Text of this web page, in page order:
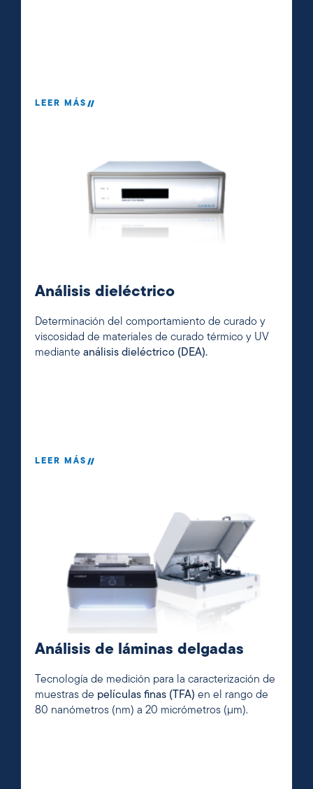
LEER MÁS
Análisis dieléctrico
Determinación del comportamiento de curado y
viscosidad de materiales de curado térmico y UV
mediante análisis dieléctrico (DEA).
LEER MÁS
Análisis de láminas delgadas
Tecnología de medición para la caracterización de
muestras de películas finas (TFA) en el rango de
80 nanómetros (nm) a 20 micrómetros (µm).